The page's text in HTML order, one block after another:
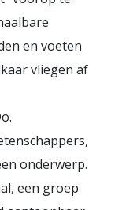
en voeten
vliegen af
onderwerp.
een groep